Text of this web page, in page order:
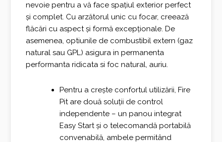
nevoie pentru a vă face spațiul exterior perfect
și complet. Cu arzătorul unic cu focar, creează
flăcări cu aspect și formă excepționale. De
asemenea, optiunile de combustibil extern (gaz
natural sau GPL) asigura in permanenta
performanta ridicata si foc natural, auriu.
Pentru a crește confortul utilizării, Fire
Pit are două soluții de control
independente – un panou integrat
Easy Start și o telecomandă portabilă
convenabilă, ambele permitând